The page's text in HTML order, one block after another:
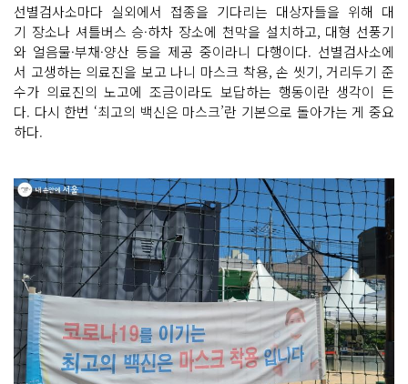
선별검사소마다 실외에서 접종을 기다리는 대상자들을 위해 대
기 장소나 셔틀버스 승·하차 장소에 천막을 설치하고, 대형 선풍기
와 얼음물·부채·양산 등을 제공 중이라니 다행이다. 선별검사소에
서 고생하는 의료진을 보고 나니 마스크 착용, 손 씻기, 거리두기 준
수가 의료진의 노고에 조금이라도 보답하는 행동이란 생각이 든
다. 다시 한번 ‘최고의 백신은 마스크’란 기본으로 돌아가는 게 중요
하다.